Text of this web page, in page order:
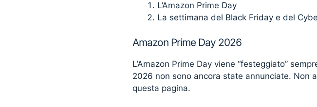
L’Amazon Prime Day
La settimana del Black Friday e del
Amazon Prime Day 2026
L’Amazon Prime Day viene “festeggiato”
2026 non sono ancora state annunciate. Non
questa pagina.